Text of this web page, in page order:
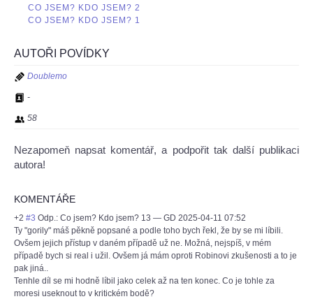
CO JSEM? KDO JSEM? 2
CO JSEM? KDO JSEM? 1
AUTOŘI POVÍDKY
Doublemo
-
58
Nezapomeň napsat komentář, a podpořit tak další publikaci
autora!
KOMENTÁŘE
+2 #3 Odp.: Co jsem? Kdo jsem? 13 — GD 2025-04-11 07:52
Ty "gorily" máš pěkně popsané a podle toho bych řekl, že by se mi líbili.
Ovšem jejich přístup v daném případě už ne. Možná, nejspíš, v mém
případě bych si real i užil. Ovšem já mám oproti Robinovi zkušenosti a to je
pak jiná..
Tenhle díl se mi hodně líbil jako celek až na ten konec. Co je tohle za
moresi useknout to v kritickém bodě?